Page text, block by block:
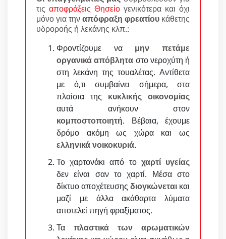
τις αποφράξεις Θησείο γενικότερα και όχι
μόνο για τηναπόφραξη φρεατίου κάθετης
υδροροής ή λεκάνης κλπ.:
Φροντίζουμε να μην πετάμε
οργανικά απόβλητα στο νεροχύτη ή
στη λεκάνη της τουαλέτας. Αντίθετα
με ό,τι συμβαίνει σήμερα, στα
πλαίσια της κυκλικής οικονομίας
αυτά ανήκουν στον
κομποστοποιητή. Βέβαια, έχουμε
δρόμο ακόμη ως χώρα και ως
ελληνικά νοικοκυριά.
Το χαρτονάκι από το χαρτί υγείας
δεν είναι σαν το χαρτί. Μέσα στο
δίκτυο αποχέτευσης διογκώνεται και
μαζί με άλλα ακάθαρτα λύματα
αποτελεί πηγή φραξίματος.
Τα πλαστικά των αρωματικών